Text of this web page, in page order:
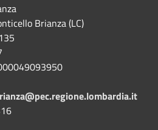
Brianza (LC)